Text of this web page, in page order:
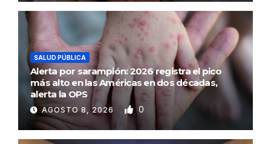
SALUD PÚBLICA
Alerta por sarampión: 2026 registra el pico
más alto en las Américas en dos décadas,
alerta la OPS
AGOSTO 8, 2026 0